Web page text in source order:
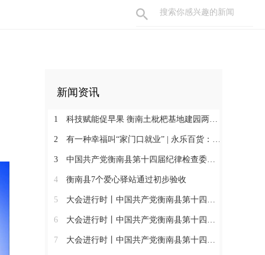
新闻资讯
1 科技赋能促早果 衡南土枇杷基地建园两年见果助振兴
2 有一种幸福叫“家门口就业” | 永乐百货：守护百姓三餐四季 搭建就业暖心平台
3 中国共产党衡南县第十四届纪律检查委员会第一次全体会议召开 肖高德当选县纪委书记
4 衡南县7个爱心驿站通过初步验收
5 大会进行时丨中国共产党衡南县第十四次代表大会第三次大会召开
6 大会进行时丨中国共产党衡南县第十四次代表大会主席团举行第六次会议
7 大会进行时丨中国共产党衡南县第十四次代表大会主席团举行第五次会议